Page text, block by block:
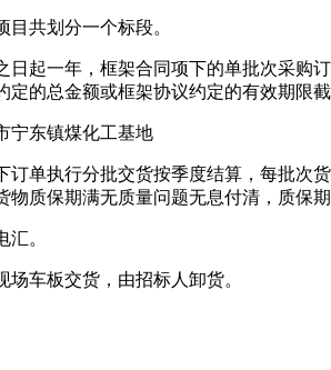
目共划分一个标段。
日起一年，框架合同项下的单批次采购
定的总金额或框架协议约定的有效期限
宁东镇煤化工基地
订单执行分批交货按季度结算，每批次
物质保期满无质量问题无息付清，质保
汇。
场车板交货，由招标人卸货。